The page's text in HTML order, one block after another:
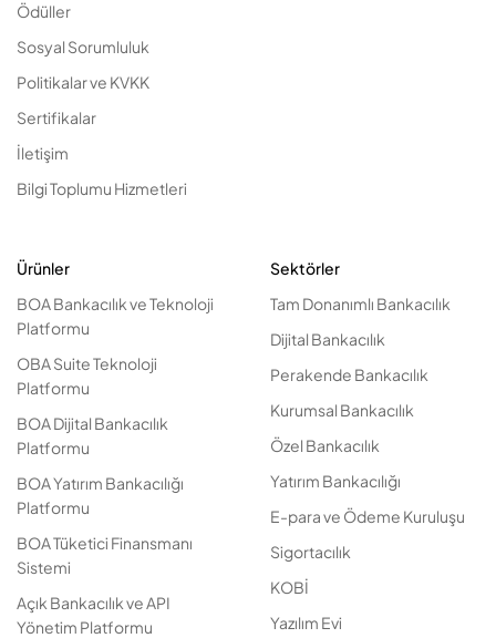
Ödüller
Sosyal Sorumluluk
Politikalar ve KVKK
Sertifikalar
İletişim
Bilgi Toplumu Hizmetleri
Ürünler
BOA Bankacılık ve Teknoloji
Platformu
OBA Suite Teknoloji
Platformu
BOA Dijital Bankacılık
Platformu
BOA Yatırım Bankacılığı
Platformu
BOA Tüketici Finansmanı
Sistemi
Açık Bankacılık ve API
Yönetim Platformu
Sektörler
Tam Donanımlı Bankacılık
Dijital Bankacılık
Perakende Bankacılık
Kurumsal Bankacılık
Özel Bankacılık
Yatırım Bankacılığı
E-para ve Ödeme Kuruluşu
Sigortacılık
KOBİ
Yazılım Evi